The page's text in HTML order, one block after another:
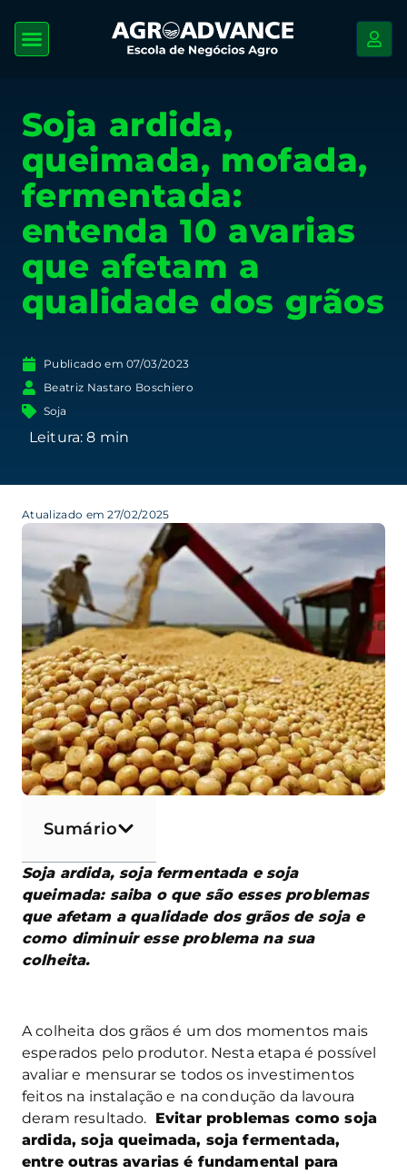
Soja ardida,
queimada, mofada,
fermentada:
entenda 10 avarias
que afetam a
qualidade dos grãos
Publicado em 07/03/2023
Beatriz Nastaro Boschiero
Soja
Atualizado em 27/02/2025
Sumário
Soja ardida, soja fermentada e soja
queimada: saiba o que são esses problemas
que afetam a qualidade dos grãos de soja e
como diminuir esse problema na sua
colheita.
A colheita dos grãos é um dos momentos mais
esperados pelo produtor. Nesta etapa é possível
avaliar e mensurar se todos os investimentos
feitos na instalação e na condução da lavoura
deram resultado. Evitar problemas como soja
ardida, soja queimada, soja fermentada,
entre outras avarias é fundamental para